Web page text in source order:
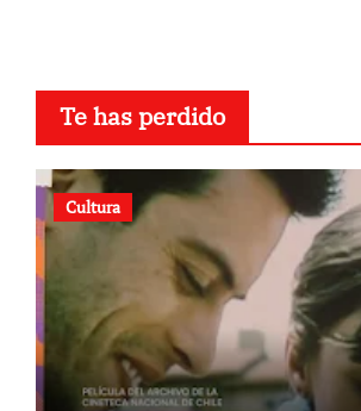
Te has perdido
Cultura